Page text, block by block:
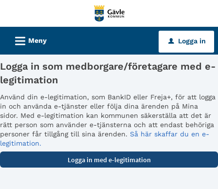
tjänster
Gävle
kommun
L Meny u Logga in
Logga in som medborgare/företagare med e-
legitimation
Använd din e-legitimation, som BankID eller Freja+, för att logga
in och använda e-tjänster eller följa dina ärenden på Mina
sidor. Med e-legitimation kan kommunen säkerställa att det är
rätt person som använder e-tjänsterna och att endast behöriga
personer får tillgång till sina ärenden. Så här skaffar du en e-
legitimation.